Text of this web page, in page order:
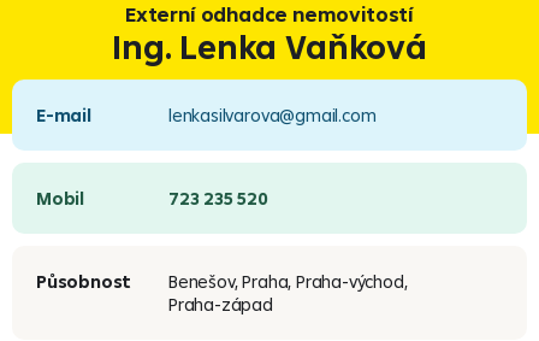
Externí odhadce nemovitostí
Ing. Lenka Vaňková
E-mail lenkasilvarova@gmail.com
Mobil 723 235 520
Působnost
Benešov, Praha, Praha-východ,
Praha-západ